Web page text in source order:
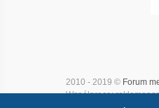
2010 - 2019 © Forum
Współpraca: